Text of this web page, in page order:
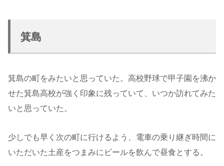
箕島
箕島の町をみたいと思っていた。高校野球で甲子園を沸か
せた箕島高校が強く印象に残っていて、いつか訪れてみた
いと思っていた。
少しでも早く次の町に行けるよう、電車の乗り継ぎ時間に
いただいた土産をつまみにビールを飲んで昼食とする。